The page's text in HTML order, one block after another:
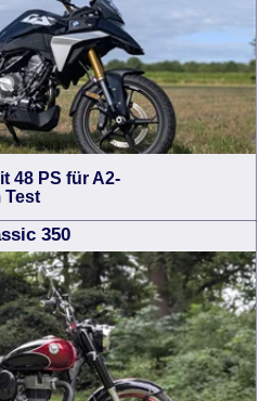
48 PS für A2-
Test
350